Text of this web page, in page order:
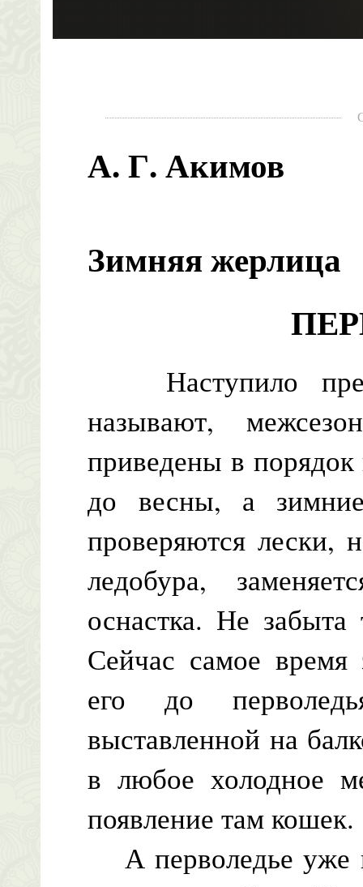
А. Г. Акимов
Зимняя жерлица
Наступило
называют,
приведены в
до весны, а зимние
проверяются лески,
ледобура,
оснастка. Не
Сейчас самое время
его до
выставленной на
в любое холодное
появление там кошек.
А перволедье уже